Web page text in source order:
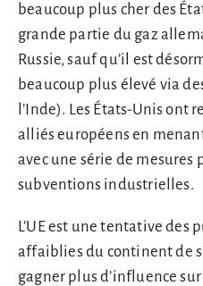
beaucoup plus cher des
grande partie du gaz
Russie, sauf qu’il est
beaucoup plus élevé via
l’Inde). Les États-Unis ont
alliés européens en
avec une série de
subventions industrielles.
L’UE est une tentative des
affaiblies du continent de
gagner plus d’influence